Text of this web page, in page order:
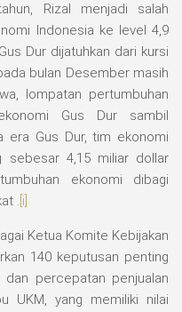
Rizal menjadi salah
Indonesia ke level 4,9
Dur dijatuhkan dari kursi
bulan Desember masih
lompatan pertumbuhan
Gus Dur sambil
era Gus Dur, tim ekonomi
sebesar 4,15 miliar dollar
ekonomi dibagi
. [i]
Ketua Komite Kebijakan
140 keputusan penting
dan percepatan penjualan
UKM, yang memiliki nilai